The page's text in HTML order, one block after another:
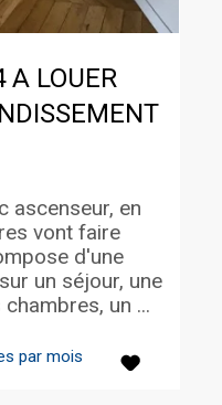
A LOUER
par mois
ascenseur, en
vont faire
d'une
un séjour, une
un ...